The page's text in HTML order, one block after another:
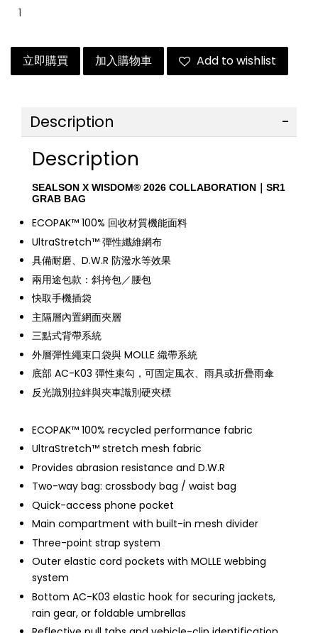
立即購買 加入購物車 Add to wishlist
Description
Description
SEALSON X WISDOM® 2026 COLLABORATION｜SR1
GRAB BAG
ECOPAK™ 100% 回收材質機能面料
UltraStretch™ 彈性纖維網布
具備耐磨、D.W.R 防潑水等效果
兩用途包款：斜挎包／腰包
快取手機插袋
主隔層內置網面夾層
三點式背帶系統
外層彈性繩束口袋與 MOLLE 織帶系統
底部 AC-K03 彈性束勾，可固定風衣、雨具或折疊雨傘
反光識別拉絆與夾車識別硬夾標
ECOPAK™ 100% recycled performance fabric
UltraStretch™ stretch mesh fabric
Provides abrasion resistance and D.W.R
Two-way bag: crossbody bag / waist bag
Quick-access phone pocket
Main compartment with built-in mesh divider
Three-point strap system
Outer elastic cord pockets with MOLLE webbing
system
Bottom AC-K03 elastic hook for securing jackets,
rain gear, or foldable umbrellas